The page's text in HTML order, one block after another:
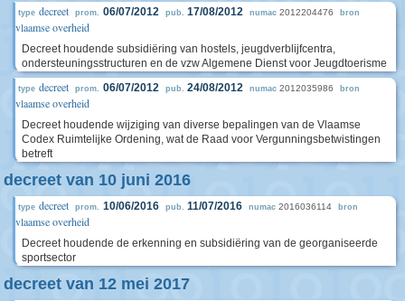
type decreet prom. 06/07/2012 pub. 17/08/2012 numac 2012204476 bron
vlaamse overheid
Decreet houdende subsidiëring van hostels, jeugdverblijfcentra,
ondersteuningsstructuren en de vzw Algemene Dienst voor Jeugdtoerisme
type decreet prom. 06/07/2012 pub. 24/08/2012 numac 2012035986 bron
vlaamse overheid
Decreet houdende wijziging van diverse bepalingen van de Vlaamse
Codex Ruimtelijke Ordening, wat de Raad voor Vergunningsbetwistingen
betreft
decreet van 10 juni 2016
type decreet prom. 10/06/2016 pub. 11/07/2016 numac 2016036114 bron
vlaamse overheid
Decreet houdende de erkenning en subsidiëring van de georganiseerde
sportsector
decreet van 12 mei 2017